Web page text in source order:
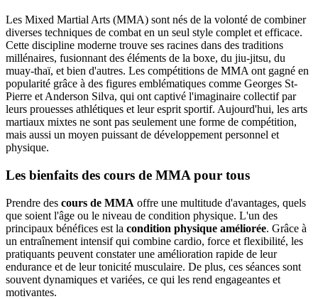
Les Mixed Martial Arts (MMA) sont nés de la volonté de combiner
diverses techniques de combat en un seul style complet et efficace.
Cette discipline moderne trouve ses racines dans des traditions
millénaires, fusionnant des éléments de la boxe, du jiu-jitsu, du
muay-thaï, et bien d'autres. Les compétitions de MMA ont gagné en
popularité grâce à des figures emblématiques comme Georges St-
Pierre et Anderson Silva, qui ont captivé l'imaginaire collectif par
leurs prouesses athlétiques et leur esprit sportif. Aujourd'hui, les arts
martiaux mixtes ne sont pas seulement une forme de compétition,
mais aussi un moyen puissant de développement personnel et
physique.
Les bienfaits des cours de MMA pour tous
Prendre des cours de MMA offre une multitude d'avantages, quels
que soient l'âge ou le niveau de condition physique. L'un des
principaux bénéfices est la condition physique améliorée. Grâce à
un entraînement intensif qui combine cardio, force et flexibilité, les
pratiquants peuvent constater une amélioration rapide de leur
endurance et de leur tonicité musculaire. De plus, ces séances sont
souvent dynamiques et variées, ce qui les rend engageantes et
motivantes.